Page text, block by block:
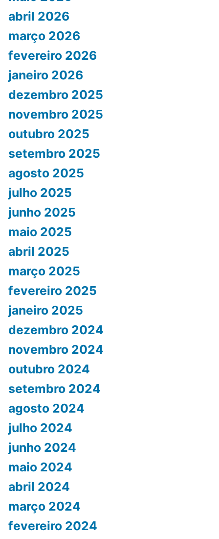
abril 2026
março 2026
fevereiro 2026
janeiro 2026
dezembro 2025
novembro 2025
outubro 2025
setembro 2025
agosto 2025
julho 2025
junho 2025
maio 2025
abril 2025
março 2025
fevereiro 2025
janeiro 2025
dezembro 2024
novembro 2024
outubro 2024
setembro 2024
agosto 2024
julho 2024
junho 2024
maio 2024
abril 2024
março 2024
fevereiro 2024